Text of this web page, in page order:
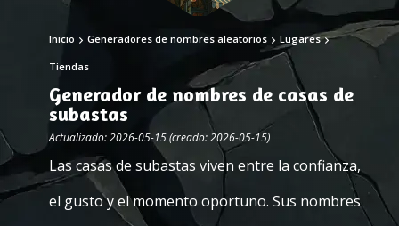
Inicio Generadores de nombres aleatorios Lugares
Tiendas
Generador de nombres de casas de
subastas
Actualizado: 2026-05-15 (creado: 2026-05-15)
Las casas de subastas viven entre la confianza,
el gusto y el momento oportuno. Sus nombres